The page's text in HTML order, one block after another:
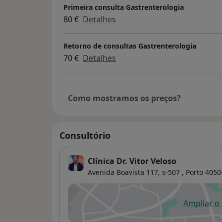
2007-2011 – Internato de Especialidade
de Vila Nova de Gaia, tendo concluído o
2006-2011 – Representante dos Internos
Gaia
2005 – Licenciatura em Medicina pela
Actividade Científica, Bolsas, Prémios e
Estágio na Unidade de Doença
Cuidados Intensivos em Gastrenterologia
Autor ou co-autor de 10 artigos
Autor de 23 comunicações em congressos
Primeira consulta Gastrenterologia
80 € Detalhes
Retorno de consultas Gastrenterologia
70 € Detalhes
Como mostramos os preços?
Consultório
Clínica Dr. Vitor Veloso
Avenida Boavista 117, s-507 , Porto
Ampliar o